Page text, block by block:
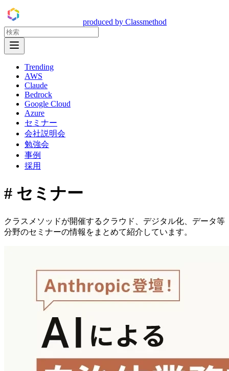
produced by Classmethod
Trending
AWS
Claude
Bedrock
Google Cloud
Azure
セミナー
会社説明会
勉強会
事例
採用
# セミナー
クラスメソッドが開催するクラウド、デジタル化、データ等
分野のセミナーの情報をまとめて紹介しています。